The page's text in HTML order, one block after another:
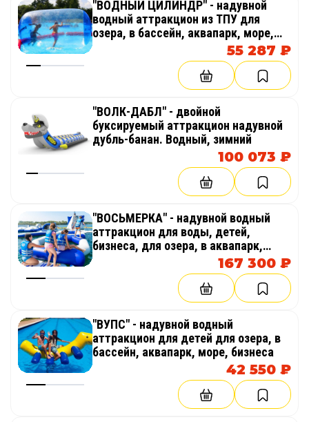
"ВОДНЫЙ ЦИЛИНДР" - надувной
водный аттракцион из ТПУ для
озера, в бассейн, аквапарк, море,
55 287 ₽
"ВОЛК-ДАБЛ" - двойной
буксируемый аттракцион надувной
дубль-банан. Водный, зимний
100 073 ₽
"ВОСЬМЕРКА" - надувной водный
аттракцион для воды, детей,
бизнеса, для озера, в аквапарк,
167 300 ₽
"ВУПС" - надувной водный
аттракцион для детей для озера, в
бассейн, аквапарк, море, бизнеса
42 550 ₽